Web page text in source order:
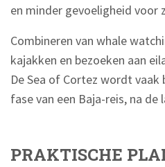
en minder gevoeligheid voor
Combineren van whale
kajakken en bezoeken aan
De Sea of Cortez wordt vaak
fase van een Baja-reis, na de
PRAKTISCHE